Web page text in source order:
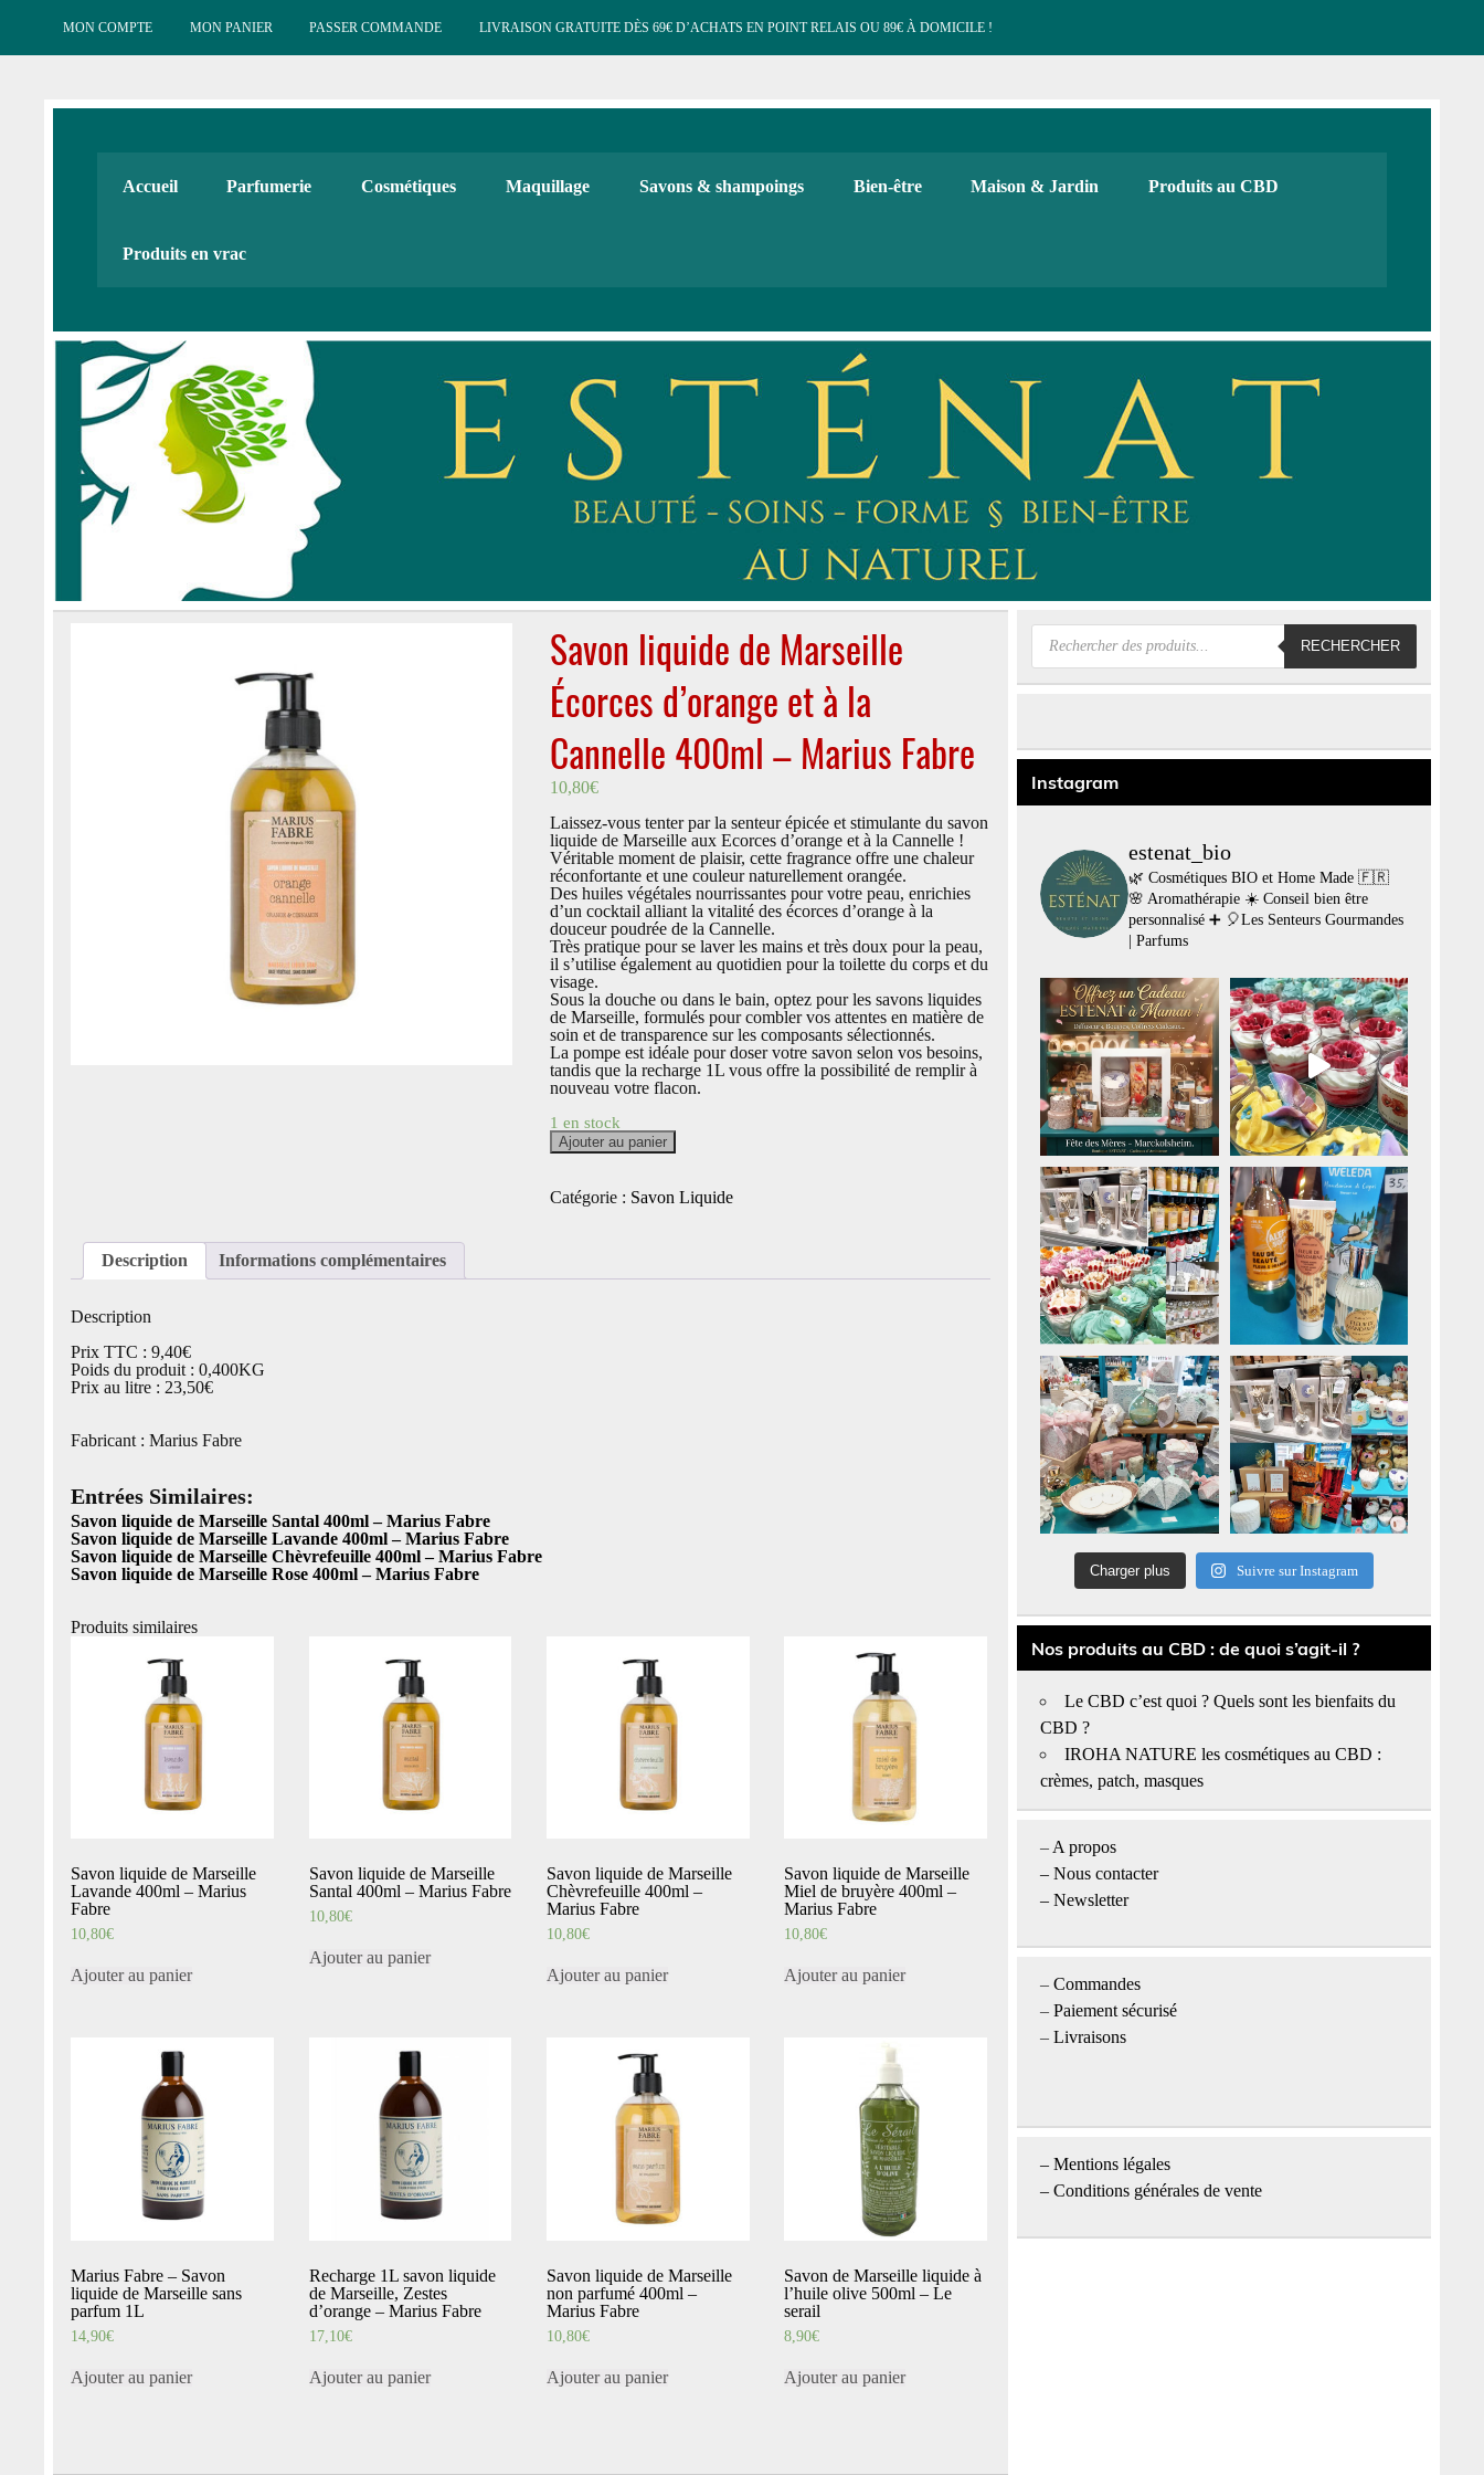
MON COMPTE MON PANIER PASSER COMMANDE LIVRAISON GRATUITE DÈS 69€ D’ACHATS EN POINT RELAIS OU 89€ À DOMICILE !
Esténat : Parfumerie cosmétiques maquillage CBD français Bio
Accueil
Parfumerie Cosmétiques Maquillage Savons & shampoings Bien-être Maison & Jardin Produits au CBD
Produits en vrac
Savon liquide de Marseille
Écorces d’orange et à la
Cannelle 400ml – Marius Fabre
10,80€
Laissez-vous tenter par la senteur épicée et stimulante du savon
liquide de Marseille aux Ecorces d’orange et à la Cannelle !
Véritable moment de plaisir, cette fragrance offre une chaleur
réconfortante et une couleur naturellement orangée.
Des huiles végétales nourrissantes pour votre peau, enrichies
d’un cocktail alliant la vitalité des écorces d’orange à la
douceur poudrée de la Cannelle.
Très pratique pour se laver les mains et très doux pour la peau,
il s’utilise également au quotidien pour la toilette du corps et du
visage.
Sous la douche ou dans le bain, optez pour les savons liquides
de Marseille, formulés pour combler vos attentes en matière de
soin et de transparence sur les composants sélectionnés.
La pompe est idéale pour doser votre savon selon vos besoins,
tandis que la recharge 1L vous offre la possibilité de remplir à
nouveau votre flacon.
1 en stock
quantité
de
liquide
de
et
Ajouter au panier
Catégorie : Savon Liquide
Description Informations complémentaires
Description
Prix TTC : 9,40€
Poids du produit : 0,400KG
Prix au litre : 23,50€
Fabricant : Marius Fabre
Entrées Similaires:
Savon liquide de Marseille Santal 400ml – Marius Fabre
Savon liquide de Marseille Lavande 400ml – Marius Fabre
Savon liquide de Marseille Chèvrefeuille 400ml – Marius Fabre
Savon liquide de Marseille Rose 400ml – Marius Fabre
Produits similaires
Savon liquide de Marseille
Lavande 400ml – Marius
Fabre
10,80€
Ajouter au panier
Savon liquide de Marseille
Santal 400ml – Marius Fabre
10,80€
Ajouter au panier
Savon liquide de Marseille
Chèvrefeuille 400ml –
Marius Fabre
10,80€
Ajouter au panier
Savon liquide de Marseille
Miel de bruyère 400ml –
Marius Fabre
10,80€
Ajouter au panier
Marius Fabre – Savon
liquide de Marseille sans
parfum 1L
14,90€
Ajouter au panier
Recharge 1L savon liquide
de Marseille, Zestes
d’orange – Marius Fabre
17,10€
Ajouter au panier
Savon liquide de Marseille
non parfumé 400ml –
Marius Fabre
10,80€
Ajouter au panier
Savon de Marseille liquide à
l’huile olive 500ml – Le
serail
8,90€
Ajouter au panier
Recherche
produits
RECHERCHER
Instagram
estenat_bio
🌿 Cosmétiques BIO et Home Made 🇫🇷
🌸 Aromathérapie ☀️ Conseil bien être
personnalisé ➕ 🎈Les Senteurs Gourmandes
| Parfums
Charger plus Suivre sur Instagram
Nos produits au CBD : de quoi s’agit-il ?
Le CBD c’est quoi ? Quels sont les bienfaits du
CBD ?
IROHA NATURE les cosmétiques au CBD :
crèmes, patch, masques
– A propos
–Nous contacter
– Newsletter
–Commandes
–Paiement sécurisé
–Livraisons
–Mentions légales
– Conditions générales de vente